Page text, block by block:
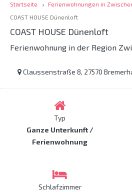
Startseite
Ferienwohnungen in
COAST HOUSE Dünenloft
COAST HOUSE Dünenloft
Ferienwohnung in der Region
Claussenstraße 8, 27570
Typ
Ganze Unterkunft /
Ferienwohnung
Schlafzimmer